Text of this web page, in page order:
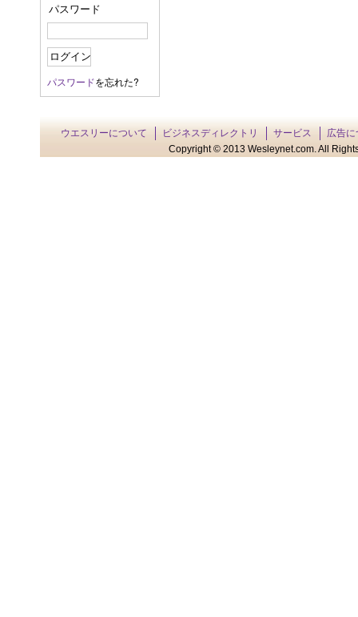
パスワード
パスワードを忘れた?
ウエスリーについて ビジネスディレクトリ サービス
広告に
Copyright © 2013 Wesleynet.com. All